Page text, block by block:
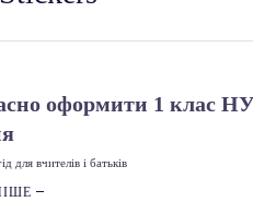
оформити 1 клас
для вчителів і батьків